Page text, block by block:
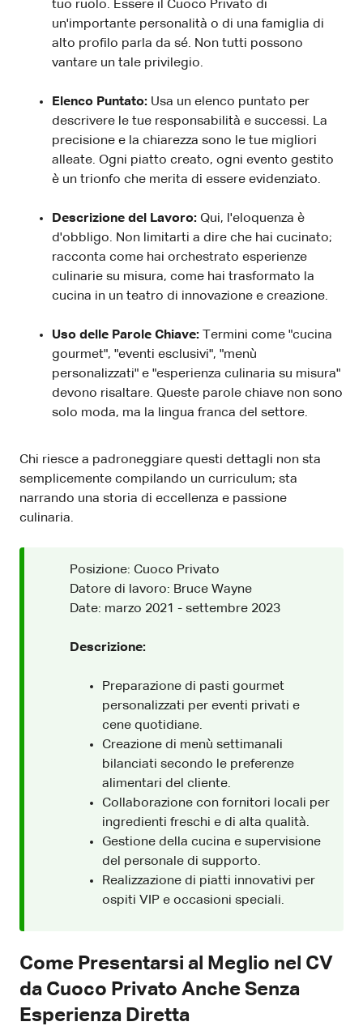
tuo ruolo. Essere il Cuoco Privato di
un'importante personalità o di una famiglia di
alto profilo parla da sé. Non tutti possono
vantare un tale privilegio.
Elenco Puntato: Usa un elenco puntato per
descrivere le tue responsabilità e successi. La
precisione e la chiarezza sono le tue migliori
alleate. Ogni piatto creato, ogni evento gestito
è un trionfo che merita di essere evidenziato.
Descrizione del Lavoro: Qui, l'eloquenza è
d'obbligo. Non limitarti a dire che hai cucinato;
racconta come hai orchestrato esperienze
culinarie su misura, come hai trasformato la
cucina in un teatro di innovazione e creazione.
Uso delle Parole Chiave:
Termini come "cucina
gourmet", "eventi esclusivi", "menù
personalizzati" e "esperienza culinaria su misura"
devono risaltare. Queste parole chiave non sono
solo moda, ma la lingua franca del settore.
Chi riesce a padroneggiare questi dettagli non sta
semplicemente compilando un curriculum; sta
narrando una storia di eccellenza e passione
culinaria.
Posizione: Cuoco Privato
Datore di lavoro: Bruce Wayne
Date: marzo 2021 - settembre 2023
Descrizione:
Preparazione di pasti gourmet
personalizzati per eventi privati e
cene quotidiane.
Creazione di menù settimanali
bilanciati secondo le preferenze
alimentari del cliente.
Collaborazione con fornitori locali per
ingredienti freschi e di alta qualità.
Gestione della cucina e supervisione
del personale di supporto.
Realizzazione di piatti innovativi per
ospiti VIP e occasioni speciali.
Come Presentarsi al Meglio nel CV
da Cuoco Privato Anche Senza
Esperienza Diretta